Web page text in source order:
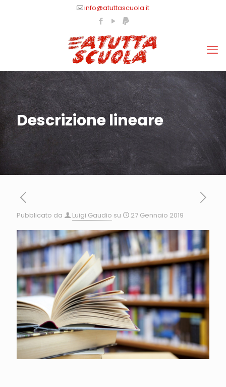
info@atuttascuola.it
Descrizione lineare
Pubblicato da Luigi Gaudio su 27 Gennaio 2019